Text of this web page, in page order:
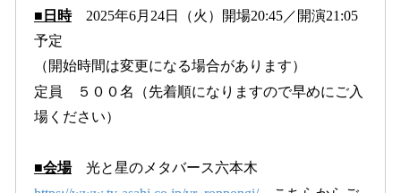
■日時
2025年6月24日（火）開場20:45／開演21:05
予定
（開始時間は変更になる場合があります）
定員 ５００名（先着順になりますので早めにご入
場ください）
■会場
光と星のメタバース六本木